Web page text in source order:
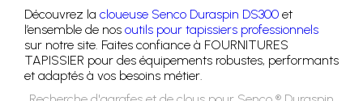
Découvrez la cloueuse Senco Duraspin DS300 et
l’ensemble de nos outils pour tapissiers professionnels
sur notre site. Faites confiance à FOURNITURES
TAPISSIER pour des équipements robustes, performants
et adaptés à vos besoins métier.